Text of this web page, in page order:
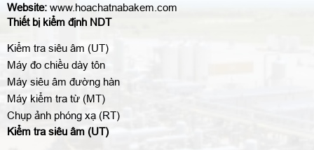
Website: www.hoachatnabakem.com
Thiết bị kiểm định NDT
Kiểm tra siêu âm (UT)
Máy đo chiều dày tôn
Máy siêu âm đường hàn
Máy kiểm tra từ (MT)
Chụp ảnh phóng xạ (RT)
Kiểm tra siêu âm (UT)